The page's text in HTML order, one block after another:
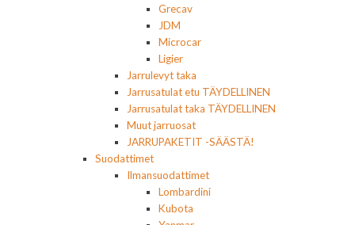
Grecav
JDM
Microcar
Ligier
Jarrulevyt taka
Jarrusatulat etu TÄYDELLINEN
Jarrusatulat taka TÄYDELLINEN
Muut jarruosat
JARRUPAKETIT -SÄÄSTÄ!
Suodattimet
Ilmansuodattimet
Lombardini
Kubota